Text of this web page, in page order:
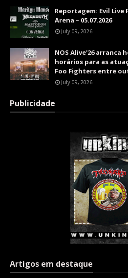
Reportagem: Evil Live
Arena – 05.07.2026
July 09, 2026
NOS Alive'26 arranca
horários para as
Foo Fighters entre
July 09, 2026
Publicidade
Artigos em destaque